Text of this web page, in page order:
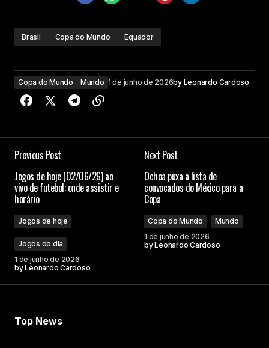
Brasil Copa do Mundo Equador
Copa do Mundo Mundo 1 de junho de 2026by Leonardo Cardoso
Previous Post
Jogos de hoje (02/06/26) ao
vivo de futebol: onde assistir e
horário
Jogos de hoje
Jogos do dia
1 de junho de 2026
byLeonardo Cardoso
Next Post
Ochoa puxa a lista de
convocados do México para a
Copa
Copa do Mundo
Mundo
1 de junho de 2026
byLeonardo Cardoso
Top News